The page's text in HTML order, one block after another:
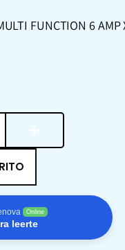
FUNCTION 6 AMP
Online
leerte